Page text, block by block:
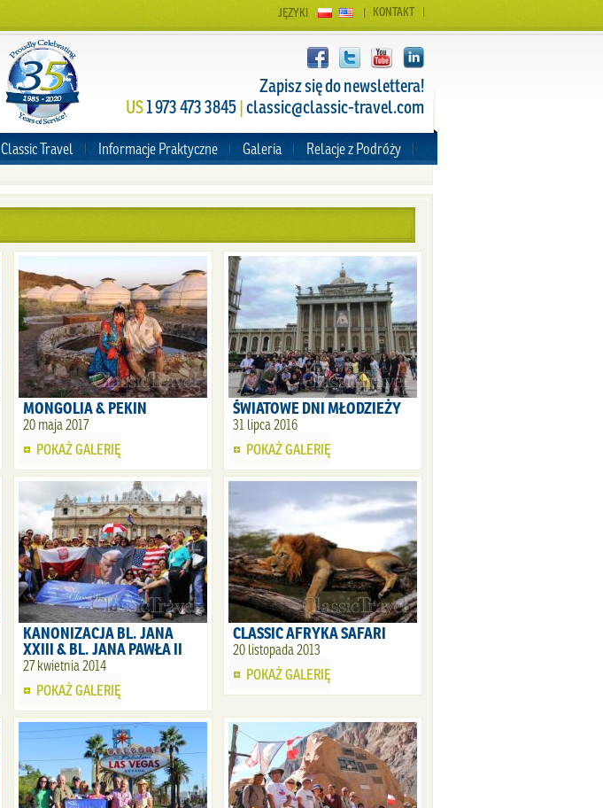
KONTAKT
JĘZYKI
Zapisz się do newslettera!
US1 973 473 3845|classic@classic-travel.com
Classic Travel Informacje Praktyczne Galeria Relacje z Podróży
MONGOLIA & PEKIN
20 maja 2017
POKAŻ GALERIĘ
ŚWIATOWE DNI MŁODZIEŻY
31 lipca 2016
POKAŻ GALERIĘ
KANONIZACJA BL. JANA
XXIII & BL. JANA PAWŁA II
27 kwietnia 2014
POKAŻ GALERIĘ
CLASSIC AFRYKA SAFARI
20 listopada 2013
POKAŻ GALERIĘ